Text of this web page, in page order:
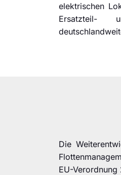
elektrischen
Ersatzteil-
Die
EU-Verordnung